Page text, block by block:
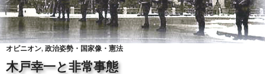
オピニオン, 政治姿勢・国家像・憲法
木戸幸一と非常事態